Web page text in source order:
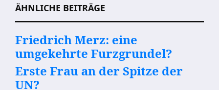
ÄHNLICHE BEITRÄGE
Friedrich Merz: eine
umgekehrte Furzgrundel?
Erste Frau an der Spitze der
UN?